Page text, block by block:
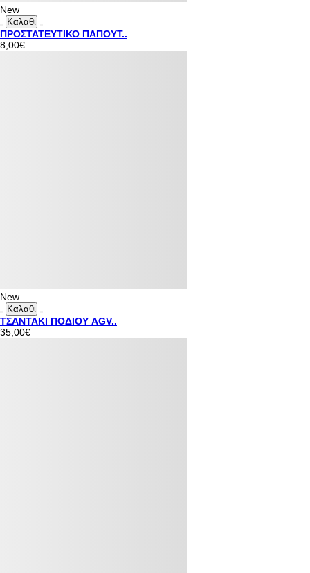
New
Καλαθι
ΠΡΟΣΤΑΤΕΥΤΙΚΟ ΠΑΠΟΥΤ..
8,00€
New
Καλαθι
ΤΣΑΝΤΑΚΙ ΠΟΔΙΟΥ AGV..
35,00€